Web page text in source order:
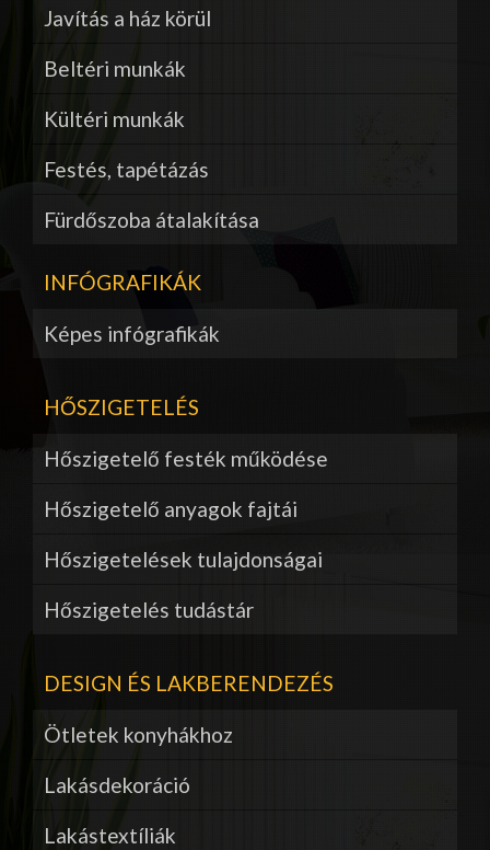
Javítás a ház körül
Beltéri munkák
Kültéri munkák
Festés, tapétázás
Fürdőszoba átalakítása
INFÓGRAFIKÁK
Képes infógrafikák
HŐSZIGETELÉS
Hőszigetelő festék működése
Hőszigetelő anyagok fajtái
Hőszigetelések tulajdonságai
Hőszigetelés tudástár
DESIGN ÉS LAKBERENDEZÉS
Ötletek konyhákhoz
Lakásdekoráció
Lakástextíliák